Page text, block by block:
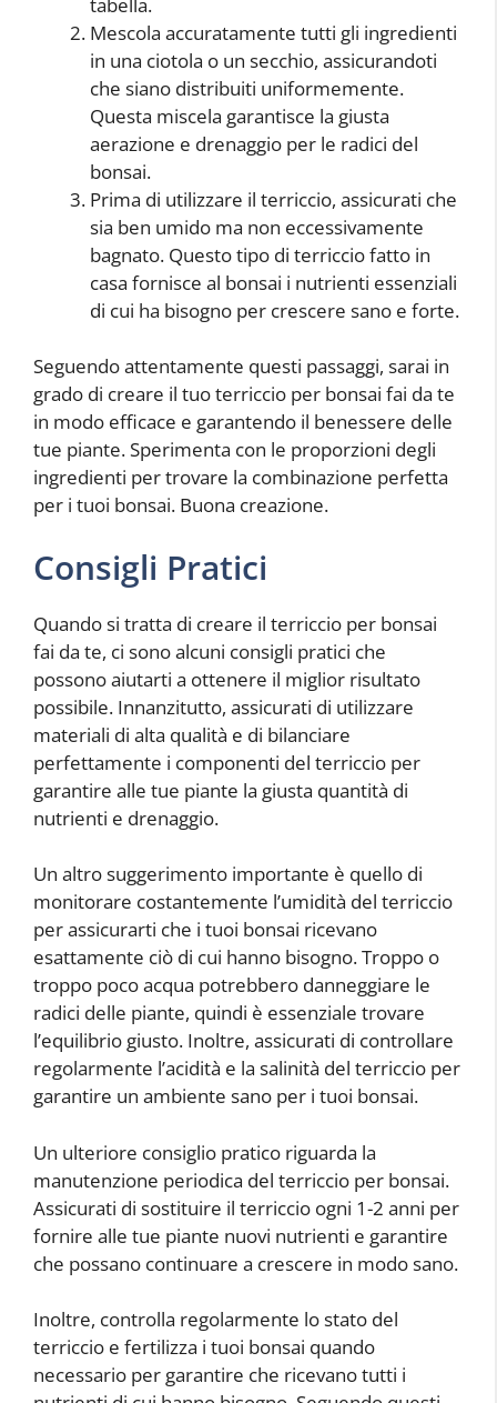
Mescola accuratamente tutti gli ingredienti
in una ciotola o un secchio, assicurandoti
che siano distribuiti uniformemente.
Questa miscela garantisce la giusta
aerazione e drenaggio per le radici del
bonsai.
Prima di utilizzare il terriccio, assicurati che
sia ben umido ma non eccessivamente
bagnato. Questo tipo di terriccio fatto in
casa fornisce al bonsai i nutrienti essenziali
di cui ha bisogno per crescere sano e forte.
Seguendo attentamente questi passaggi, sarai in
grado di creare il tuo terriccio per bonsai fai da te
in modo efficace e garantendo il benessere delle
tue piante. Sperimenta con le proporzioni degli
ingredienti per trovare la combinazione perfetta
per i tuoi bonsai. Buona creazione.
Consigli Pratici
Quando si tratta di creare il terriccio per bonsai
fai da te, ci sono alcuni consigli pratici che
possono aiutarti a ottenere il miglior risultato
possibile. Innanzitutto, assicurati di utilizzare
materiali di alta qualità e di bilanciare
perfettamente i componenti del terriccio per
garantire alle tue piante la giusta quantità di
nutrienti e drenaggio.
Un altro suggerimento importante è quello di
monitorare costantemente l’umidità del terriccio
per assicurarti che i tuoi bonsai ricevano
esattamente ciò di cui hanno bisogno. Troppo o
troppo poco acqua potrebbero danneggiare le
radici delle piante, quindi è essenziale trovare
l’equilibrio giusto. Inoltre, assicurati di controllare
regolarmente l’acidità e la salinità del terriccio per
garantire un ambiente sano per i tuoi bonsai.
Un ulteriore consiglio pratico riguarda la
manutenzione periodica del terriccio per bonsai.
Assicurati di sostituire il terriccio ogni 1-2 anni per
fornire alle tue piante nuovi nutrienti e garantire
che possano continuare a crescere in modo sano.
Inoltre, controlla regolarmente lo stato del
terriccio e fertilizza i tuoi bonsai quando
necessario per garantire che ricevano tutti i